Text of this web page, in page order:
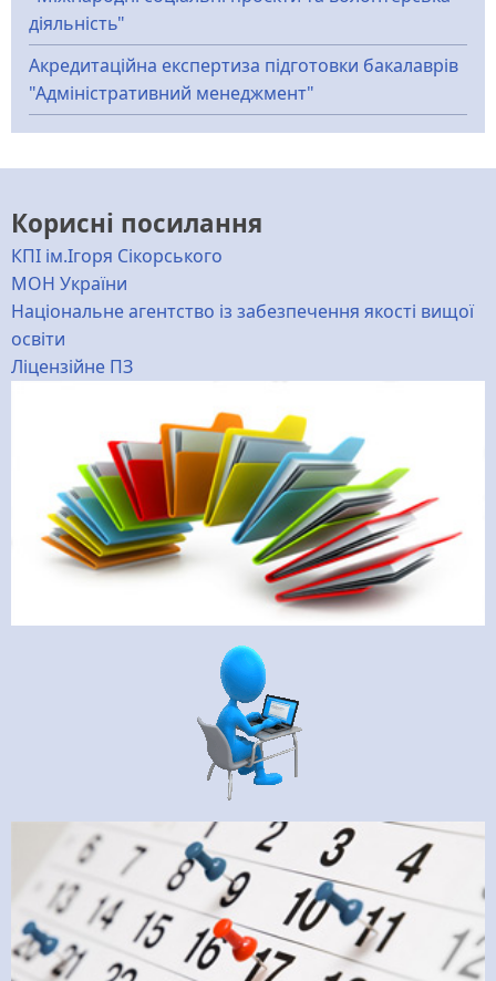
діяльність"
Акредитаційна експертиза підготовки бакалаврів
"Адміністративний менеджмент"
Корисні посилання
КПІ ім.Ігоря Сікорського
МОН України
Національне агентство із забезпечення якості вищої
освіти
Ліцензійне ПЗ